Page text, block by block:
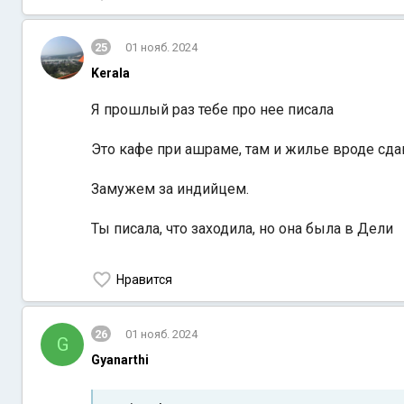
25 01 нояб. 2024
Kerala
Я прошлый раз тебе про нее писала
Это кафе при ашраме, там и жилье вроде
Замужем за индийцем.
Ты писала, что заходила, но она была в Дели
Нравится
G 26 01 нояб. 2024
Gyanarthi